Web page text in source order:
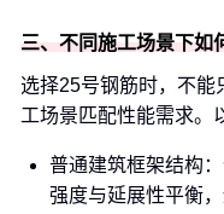
三、不同施工场景下如
选择25号钢筋时，不能
工场景匹配性能需求。
普通建筑框架结构
强度与延展性平衡